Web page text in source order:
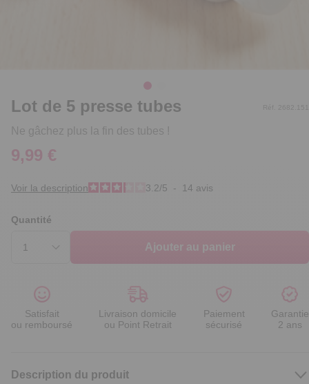
Lot de 5 presse tubes
Ne gâchez plus la fin des tubes !
Réf. 2682.151
9,99 €
Voir la description 3.2/5 - 14 avis
Quantité
Ajouter au panier
Satisfait
ou remboursé
Livraison domicile
ou Point Retrait
Paiement
sécurisé
Garantie
2 ans
Description du produit